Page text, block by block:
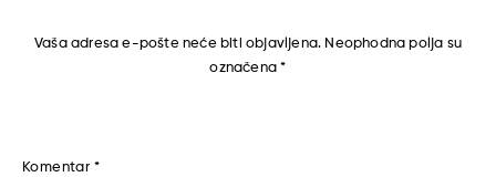
Vaša adresa e-pošte neće biti objavljena. Neophodna polja su
označena*
Komentar *